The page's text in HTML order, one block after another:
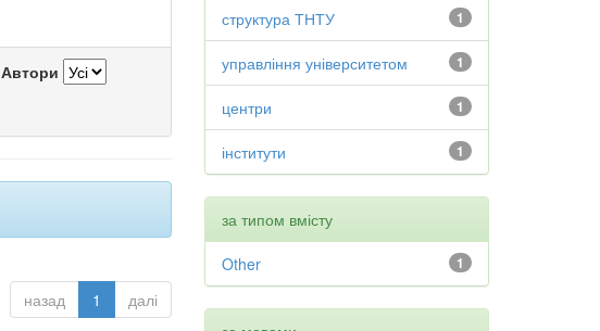
Автори
назад 1 далі
1
структура ТНТУ
1
управління університетом
1
центри
1
інститути
за типом вмісту
1
Other